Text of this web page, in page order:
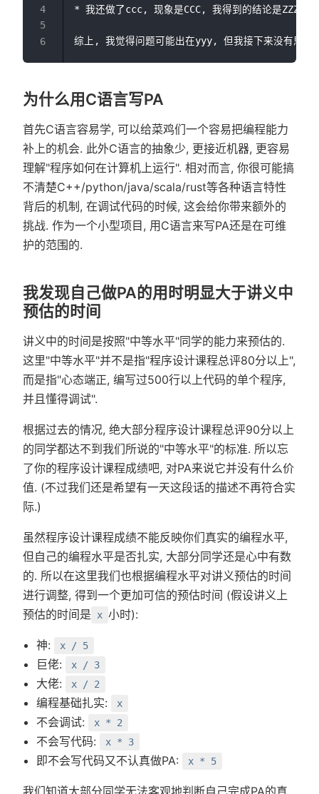
* 我还做了ccc, 现象是CCC, 我得到的结论是ZZZ
为什么用C语言写PA
首先C语言容易学, 可以给菜鸡们一个容易把编程能力
补上的机会. 此外C语言的抽象少, 更接近机器, 更容易
理解"程序如何在计算机上运行". 相对而言, 你很可能搞
不清楚C++/python/java/scala/rust等各种语言特性
背后的机制, 在调试代码的时候, 这会给你带来额外的
挑战. 作为一个小型项目, 用C语言来写PA还是在可维
护的范围的.
我发现自己做PA的用时明显大于讲义中
预估的时间
讲义中的时间是按照"中等水平"同学的能力来预估的.
这里"中等水平"并不是指"程序设计课程总评80分以上",
而是指"心态端正, 编写过500行以上代码的单个程序,
并且懂得调试".
根据过去的情况, 绝大部分程序设计课程总评90分以上
的同学都达不到我们所说的"中等水平"的标准. 所以忘
了你的程序设计课程成绩吧, 对PA来说它并没有什么价
值. (不过我们还是希望有一天这段话的描述不再符合实
际.)
虽然程序设计课程成绩不能反映你们真实的编程水平,
但自己的编程水平是否扎实, 大部分同学还是心中有数
的. 所以在这里我们也根据编程水平对讲义预估的时间
进行调整, 得到一个更加可信的预估时间 (假设讲义上
预估的时间是
x 小时):
神: x / 5
巨佬: x / 3
大佬: x / 2
编程基础扎实: x
不会调试: x * 2
不会写代码: x * 3
即不会写代码又不认真做PA: x * 5
我们知道大部分同学无法客观地判断自己完成PA的真